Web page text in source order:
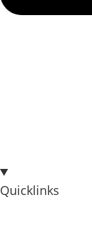
Quicklinks